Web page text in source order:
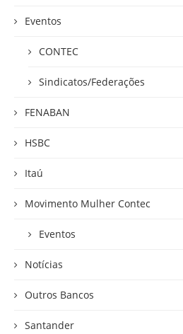
Eventos
CONTEC
Sindicatos/Federações
FENABAN
HSBC
Itaú
Movimento Mulher Contec
Eventos
Notícias
Outros Bancos
Santander